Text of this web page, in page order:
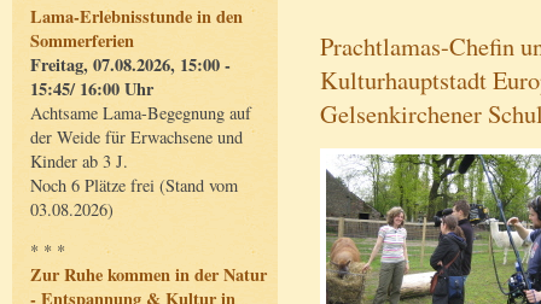
Lama-Erlebnisstunde in den
Sommerferien
Freitag, 07.08.2026, 15:00 -
15:45/ 16:00 Uhr
Achtsame Lama-Begegnung auf
der Weide für Erwachsene und
Kinder ab 3 J.
Noch 6 Plätze frei (Stand vom
03.08.2026)
* * *
Zur Ruhe kommen in der Natur
- Entspannung & Kultur in
Prachtlamas-Chefin
Kulturhauptstadt
Gelsenkirchener